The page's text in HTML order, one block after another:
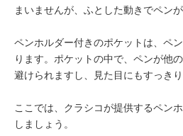
まいませんが、ふとした動きでペン
ペンホルダー付きのポケットは、ペ
ります。ポケットの中で、ペンが他
避けられますし、見た目にもすっきり
ここでは、クラシコが提供するペン
しましょう。